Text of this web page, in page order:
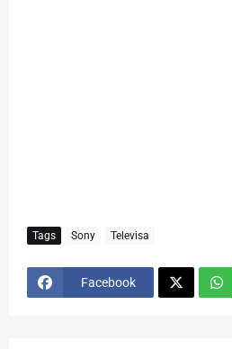
Tags Sony Televisa
Facebook